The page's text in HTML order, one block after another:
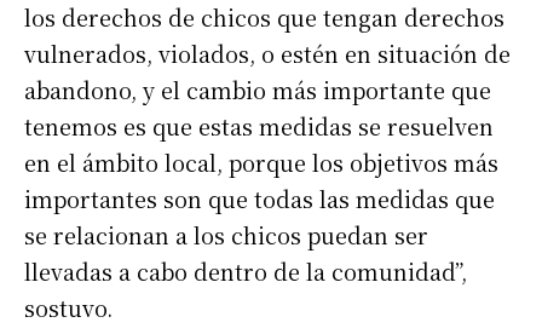
los derechos de chicos que tengan derechos
vulnerados, violados, o estén en situación de
abandono, y el cambio más importante que
tenemos es que estas medidas se resuelven
en el ámbito local, porque los objetivos más
importantes son que todas las medidas que
se relacionan a los chicos puedan ser
llevadas a cabo dentro de la comunidad”,
sostuvo.